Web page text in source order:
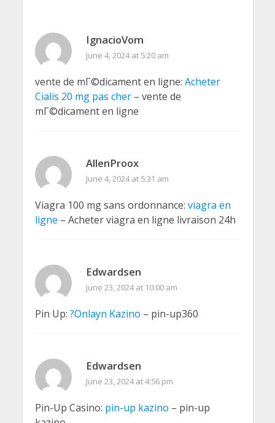
IgnacioVom
June 4, 2024 at 5:20 am
vente de mГ©dicament en ligne: Acheter
Cialis 20 mg pas cher– vente de
mГ©dicament en ligne
AllenProox
June 4, 2024 at 5:31 am
Viagra 100 mg sans ordonnance: viagra en
ligne – Acheter viagra en ligne livraison 24h
Edwardsen
June 23, 2024 at 10:00 am
Pin Up: ?Onlayn Kazino – pin-up360
Edwardsen
June 23, 2024 at 4:56 pm
Pin-Up Casino: pin-up kazino – pin-up